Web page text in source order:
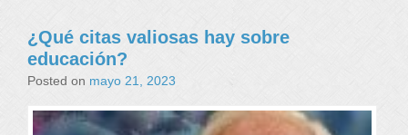
¿Qué citas valiosas hay sobre
educación?
Posted on mayo 21, 2023